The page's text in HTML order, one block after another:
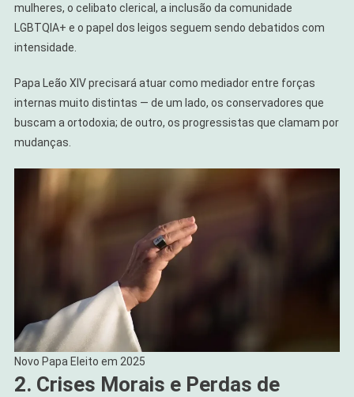
mulheres, o celibato clerical, a inclusão da comunidade
LGBTQIA+ e o papel dos leigos seguem sendo debatidos com
intensidade.
Papa Leão XIV precisará atuar como mediador entre forças
internas muito distintas — de um lado, os conservadores que
buscam a ortodoxia; de outro, os progressistas que clamam por
mudanças.
Novo Papa Eleito em 2025
2. Crises Morais e Perdas de